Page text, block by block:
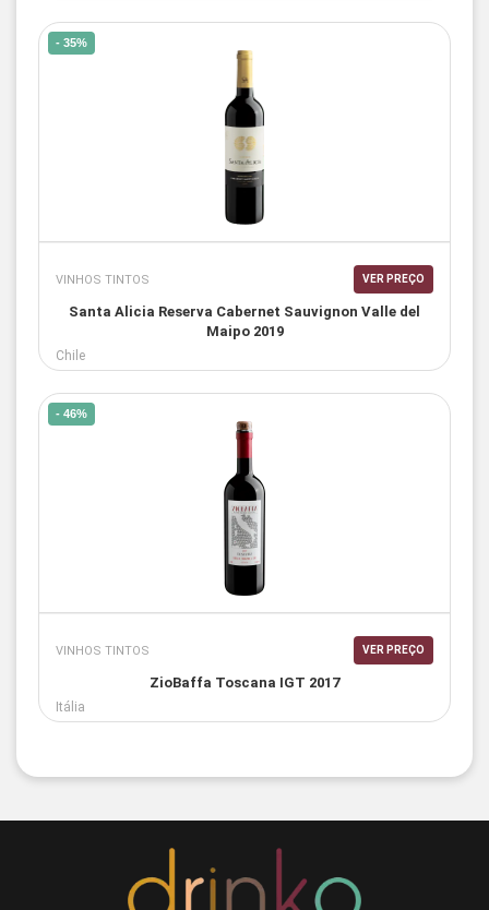
- 35%
VINHOS TINTOS VER PREÇO
Santa Alicia Reserva Cabernet Sauvignon Valle del
Maipo 2019
Chile
- 46%
VINHOS TINTOS VER PREÇO
ZioBaffa Toscana IGT 2017
Itália